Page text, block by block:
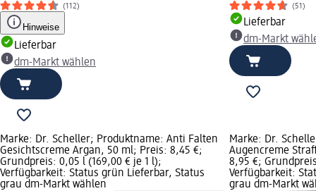
(112)
Hinweise
Lieferbar
dm-Markt wählen
(51)
Lieferbar
dm-Markt
Marke: Dr. Scheller; Produktname: Anti Falten
Gesichtscreme Argan, 50 ml; Preis: 8,45 €;
Grundpreis: 0,05 l (169,00 € je 1 l);
Verfügbarkeit: Status grün Lieferbar, Status
grau dm-Markt wählen
Marke: Dr.
Augencreme
8,95 €;
Verfügbarkeit:
grau dm-Markt